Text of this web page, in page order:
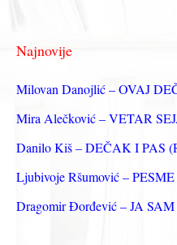
а
з
а
Najnovije
Milovan Danojlić – OVAJ
Mira Alečković – VETAR
Danilo Kiš – DEČAK I PAS
Ljubivoje Ršumović –
Dragomir Đorđević – JA